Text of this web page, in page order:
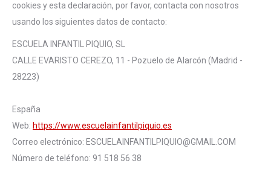
cookies y esta declaración, por favor, contacta con nosotros
usando los siguientes datos de contacto:
ESCUELA INFANTIL PIQUIO, SL
CALLE EVARISTO CEREZO, 11 - Pozuelo de Alarcón (Madrid -
28223)
España
Web: https://www.escuelainfantilpiquio.es
Correo electrónico: ESCUELAINFANTILPIQUIO@GMAIL.COM
Número de teléfono: 91 518 56 38